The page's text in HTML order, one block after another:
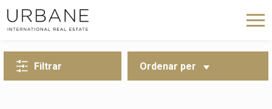
Filtrar Ordenar per